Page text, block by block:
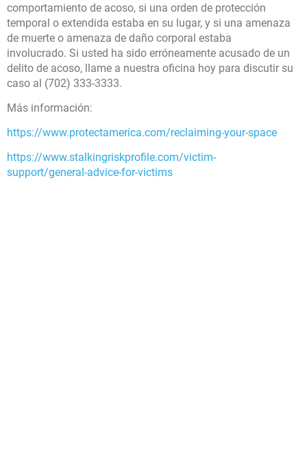
comportamiento de acoso, si una orden de protección
temporal o extendida estaba en su lugar, y si una amenaza
de muerte o amenaza de daño corporal estaba
involucrado. Si usted ha sido erróneamente acusado de un
delito de acoso, llame a nuestra oficina hoy para discutir su
caso al (702) 333-3333.
Más información:
https://www.protectamerica.com/reclaiming-your-space
https://www.stalkingriskprofile.com/victim-
support/general-advice-for-victims